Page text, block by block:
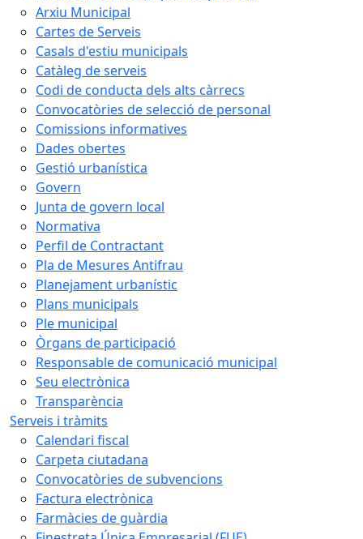
Arxiu Municipal
Cartes de Serveis
Casals d'estiu municipals
Catàleg de serveis
Codi de conducta dels alts càrrecs
Convocatòries de selecció de personal
Comissions informatives
Dades obertes
Gestió urbanística
Govern
Junta de govern local
Normativa
Perfil de Contractant
Pla de Mesures Antifrau
Planejament urbanístic
Plans municipals
Ple municipal
Òrgans de participació
Responsable de comunicació municipal
Seu electrònica
Transparència
Serveis i tràmits
Calendari fiscal
Carpeta ciutadana
Convocatòries de subvencions
Factura electrònica
Farmàcies de guàrdia